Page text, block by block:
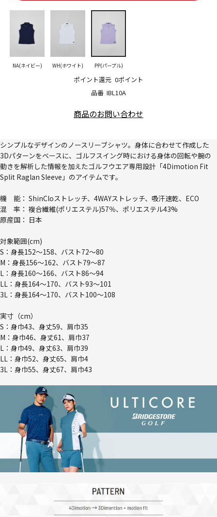
品番 IBL10A
ポイント還元 0ポイント
NA(ネイビー) WH(ホワイト) PP(パープル)
商品のお問い合わせ
シンプルなデザインのノースリーブシャツ。身体に合わせて作成した
3Dパターンをベースに、ゴルフスイング時における身体の回転や腕の
動きを解析した情報を加えたゴルフウエア専用設計「4Dimotion Fit
Split Raglan Sleeve」のアイテムです。
機 能： ShinCloストレッチ、4WAYストレッチ、吸汗速乾、ECO
混 率： 複合繊維(ポリエステル)57％、ポリエステル43%
原産国： 日本
対象範囲(cm)
S：身長152～158、バスト72～80
M：身長156～162、バスト79～87
L：身長160～166、バスト86～94
LL：身長164～170、バスト93～101
3L：身長164～170、バスト100～108
実寸（cm）
S：身巾43、身丈59、肩巾35
M：身巾46、身丈61、肩巾37
L：身巾49、身丈63、肩巾39
LL：身巾52、身丈65、肩巾4
3L：身巾55、身丈67、肩巾43